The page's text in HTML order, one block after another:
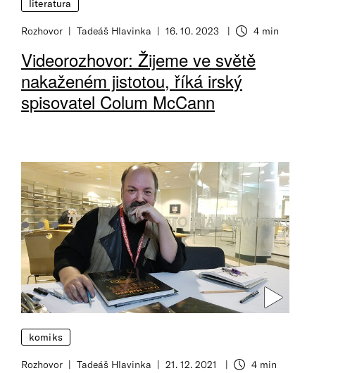
literatura
Rozhovor Tadeáš Hlavinka 16. 10. 2023 4 min
Videorozhovor: Žijeme ve světě
nakaženém jistotou, říká irský
spisovatel Colum McCann
Doba čtení
komiks
Rozhovor Tadeáš Hlavinka 21. 12. 2021 4 min
Doba čtení